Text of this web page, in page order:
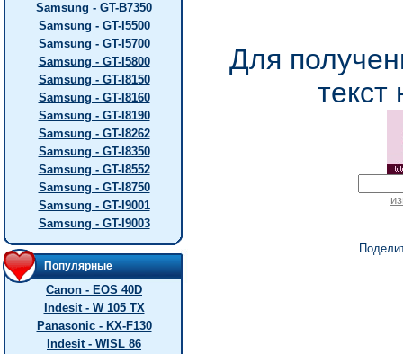
Samsung - GT-B7350
Samsung - GT-I5500
Samsung - GT-I5700
Samsung - GT-I5800
Samsung - GT-I8150
Samsung - GT-I8160
Samsung - GT-I8190
Samsung - GT-I8262
Samsung - GT-I8350
Samsung - GT-I8552
Samsung - GT-I8750
Samsung - GT-I9001
Samsung - GT-I9003
Популярные
Canon - EOS 40D
Indesit - W 105 TX
Panasonic - KX-F130
Indesit - WISL 86
Для
текст